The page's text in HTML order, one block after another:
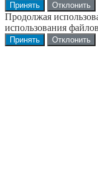
Принять Отклонить
Продолжая
использования
Принять Отклонить